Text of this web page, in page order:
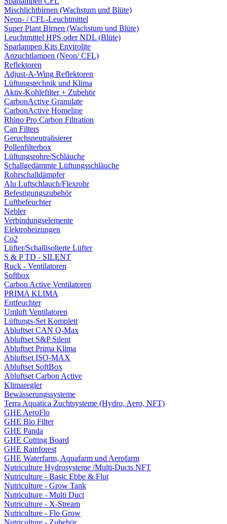
Mischlichtbirnen (Wachstum und Blüte)
Neon- / CFL-Leuchtmittel
Super Plant Birnen (Wachstum und Blüte)
Leuchtmittel HPS oder NDL (Blüte)
Sparlampen Kits Envirolite
Anzuchtlampen (Neon/ CFL)
Reflektoren
Adjust-A-Wing Reflektoren
Lüftungstechnik und Klima
Aktiv-Kohlefilter + Zubehör
CarbonActive Granulate
CarbonActive Homeline
Rhino Pro Carbon Filtration
Can Filters
Geruchsneutralisierer
Pollenfilterbox
Lüftungsrohre/Schläuche
Schallgedämmte Lüftungsschläuche
Rohrschalldämpfer
Alu Luftschlauch/Flexrohr
Befestigungszubehör
Luftbefeuchter
Nebler
Verbindungselemente
Elektroheizungen
Co2
Lüfter/Schallisolierte Lüfter
S & P TD - SILENT
Ruck - Ventilatoren
Softbox
Carbon Active Ventilatoren
PRIMA KLIMA
Entfeuchter
Umluft Ventilatoren
Lüftungs-Set Komplett
Abluftset CAN Q-Max
Abluftset S&P Silent
Abluftset Prima Klima
Abluftset ISO-MAX
Abluftset SoftBox
Abluftset Carbon Active
Klimaregler
Bewässerungssysteme
Terra Aquatica Zuchtsysteme (Hydro, Aero, NFT)
GHE AeroFlo
GHE Bio Filter
GHE Panda
GHE Cutting Board
GHE Rainforest
GHE Waterfarm, Aquafarm und Aerofarm
Nutriculture Hydrosysteme /Multi-Ducts NFT
Nutriculture - Basic Ebbe & Flut
Nutriculture - Grow Tank
Nutriculture - Multi Duct
Nutriculture - X-Stream
Nutriculture - Flo Grow
Nutriculture - Zubehör